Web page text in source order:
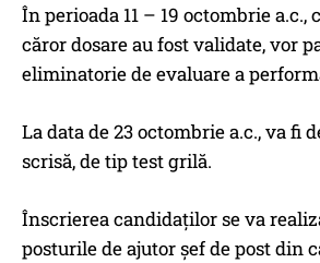
În perioada 11 – 19 octombrie a.c.,
căror dosare au fost validate, vor
eliminatorie de evaluare a
La data de 23 octombrie a.c., va fi
scrisă, de tip test grilă.
Înscrierea candidaților se va
posturile de ajutor şef de post din